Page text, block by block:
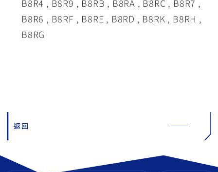
B8R4 , B8R9 , B8RB , B8RA , B8RC , B8R7 ,
B8R6 , B8RF , B8RE , B8RD , B8RK , B8RH ,
B8RG
返回